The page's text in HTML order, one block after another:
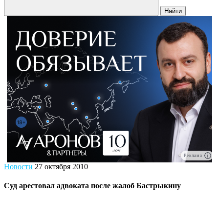
Найти
Реклама
Новости 27 октября 2010
Суд арестовал адвоката после жалоб Бастрыкину